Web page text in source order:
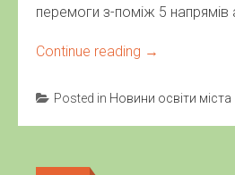
перемоги з-поміж 5 напрямів
Continue reading →
Posted in Новини освіти міста